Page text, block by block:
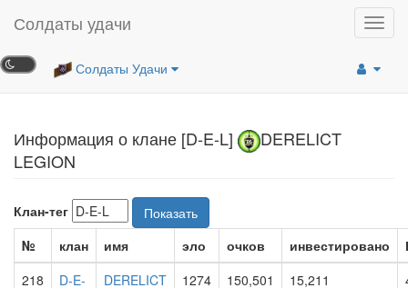
Солдаты удачи
Солдаты Удачи
Информация о клане [D-E-L]
DERELICT
LEGION
Клан-тег
Показать
№
клан имя эло очков инвестировано
218
D-E-
DERELICT
1274 150,501 15,211